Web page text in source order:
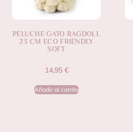
PELUCHE GATO RAGDOLL
23 CM ECO FRIENDLY
SOFT
14,95 €
Añadir al carrito